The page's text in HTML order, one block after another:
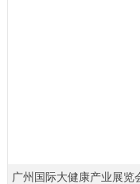
广州国际大健康产业展览